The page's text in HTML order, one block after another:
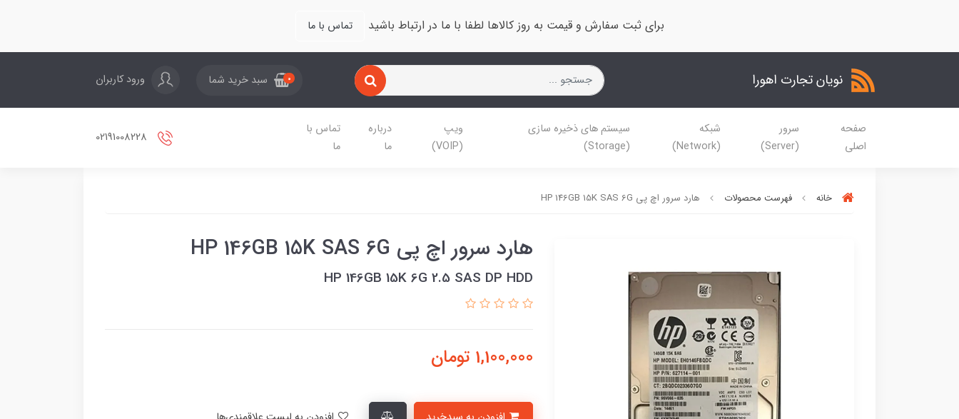
برای ثبت سفارش و قیمت به روز کالاها لطفا با ما در ارتباط باشید تماس با ما
نویان تجارت اهورا 0 سبد خرید شما ورود کاربران
صفحه
اصلی
سرور
(Server)
شبکه
(Network)
سیستم های ذخیره سازی
(Storage)
ویپ
(VOIP)
درباره
ما
تماس با
ما
خانه فهرست محصولات هارد سرور اچ پی HP 146GB 15K SAS 6G
هارد سرور اچ پی HP 146GB 15K SAS 6G
HP 146GB 15K 6G 2.5 SAS DP HDD
1,100,000 تومان